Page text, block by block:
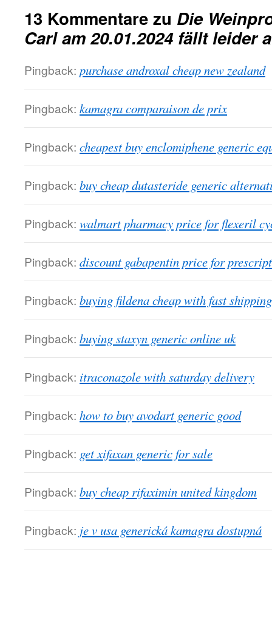
13 Kommentare zu Die
Carl am 20.01.2024 fällt leider
Pingback: purchase androxal cheap new zealand
Pingback: kamagra comparaison de prix
Pingback: cheapest buy enclomiphene generic
Pingback: buy cheap dutasteride generic
Pingback: walmart pharmacy price for flexeril
Pingback: discount gabapentin price for
Pingback: buying fildena cheap with fast shipping
Pingback: buying staxyn generic online uk
Pingback: itraconazole with saturday delivery
Pingback: how to buy avodart generic good
Pingback: get xifaxan generic for sale
Pingback: buy cheap rifaximin united kingdom
Pingback: je v usa generická kamagra dostupná